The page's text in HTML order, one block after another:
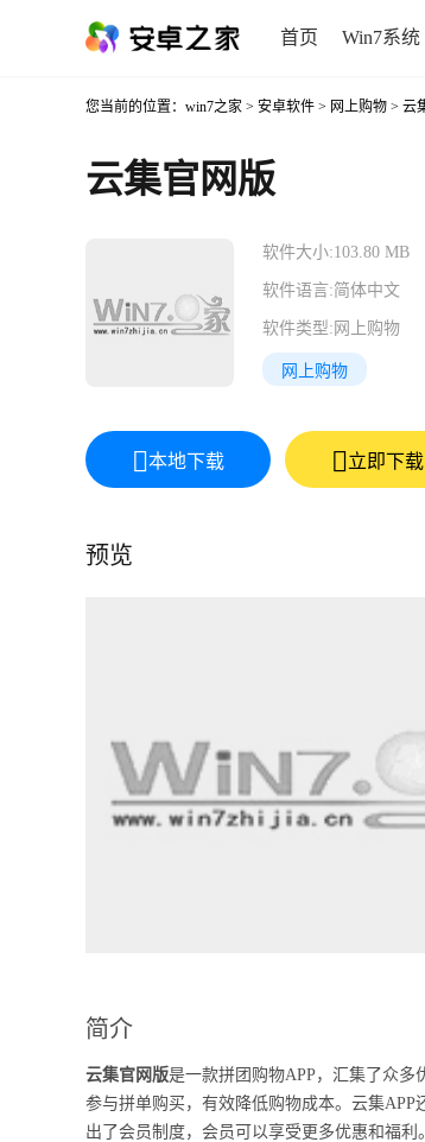
首页 Win7系统
您当前的位置： win7之家 > 安卓软件 > 网上购物 > 云
云集官网版
软件大小:103.80 MB
软件语言:简体中文
软件类型: 网上购物
网上购物
本地下载 立即下载
预览
简介
云集官网版是一款拼团购物APP，汇集了众多
参与拼单购买，有效降低购物成本。云集
出了会员制度，会员可以享受更多优惠和福利。